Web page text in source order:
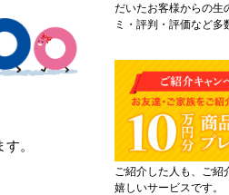
。
だいたお客様からの生
ミ・評判・評価など多
ご紹介した人も、ご紹
嬉しいサービスです。